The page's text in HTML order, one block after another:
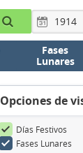
Fases
Lunares
Opciones de
Días Festivos
Fases Lunares